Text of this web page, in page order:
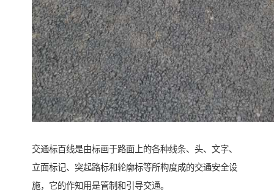
交通标百线是由标画于路面上的各种线条、头、文字、
立面标记、突起路标和轮廓标等所构度成的交通安全设
施，它的作知用是管制和引导交通。